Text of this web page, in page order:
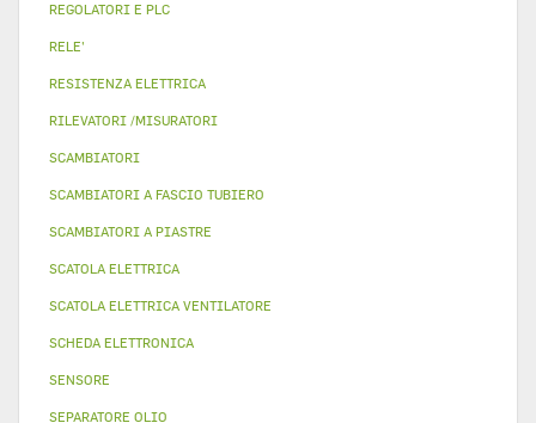
REGOLATORI E PLC
RELE'
RESISTENZA ELETTRICA
RILEVATORI /MISURATORI
SCAMBIATORI
SCAMBIATORI A FASCIO TUBIERO
SCAMBIATORI A PIASTRE
SCATOLA ELETTRICA
SCATOLA ELETTRICA VENTILATORE
SCHEDA ELETTRONICA
SENSORE
SEPARATORE OLIO